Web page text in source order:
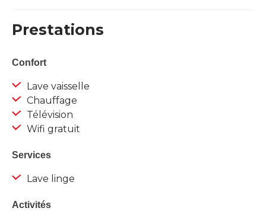
Prestations
Confort
Lave vaisselle
Chauffage
Télévision
Wifi gratuit
Services
Lave linge
Activités